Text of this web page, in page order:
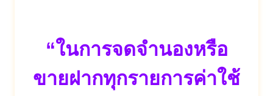
“ในการจดจำนองหรือ
ขายฝากทุกรายการค่าใช้